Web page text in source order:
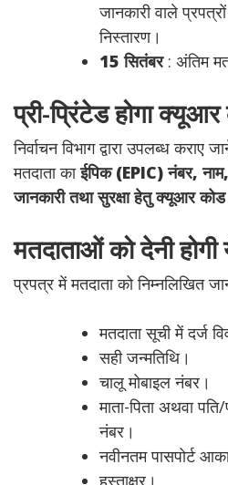
जानकारी वाले
निस्तारण।
15 सितंबर: अंतिम
प्री-प्रिंटेड होगा
निर्वाचन विभाग द्वारा उपलब्ध कराए
मतदाता काईपिक (EPIC) नंबर,
जानकारी तथा सुरक्षा हेतु क्यूआर कोड
मतदाताओं को देनी होगी
प्रपत्र में मतदाता को निम्नलिखित
मतदाता सूची में दर्ज
सही जन्मतिथि।
चालू मोबाइल नंबर।
माता-पिता अथवा
नंबर।
नवीनतम पासपोर्ट
हस्ताक्षर।